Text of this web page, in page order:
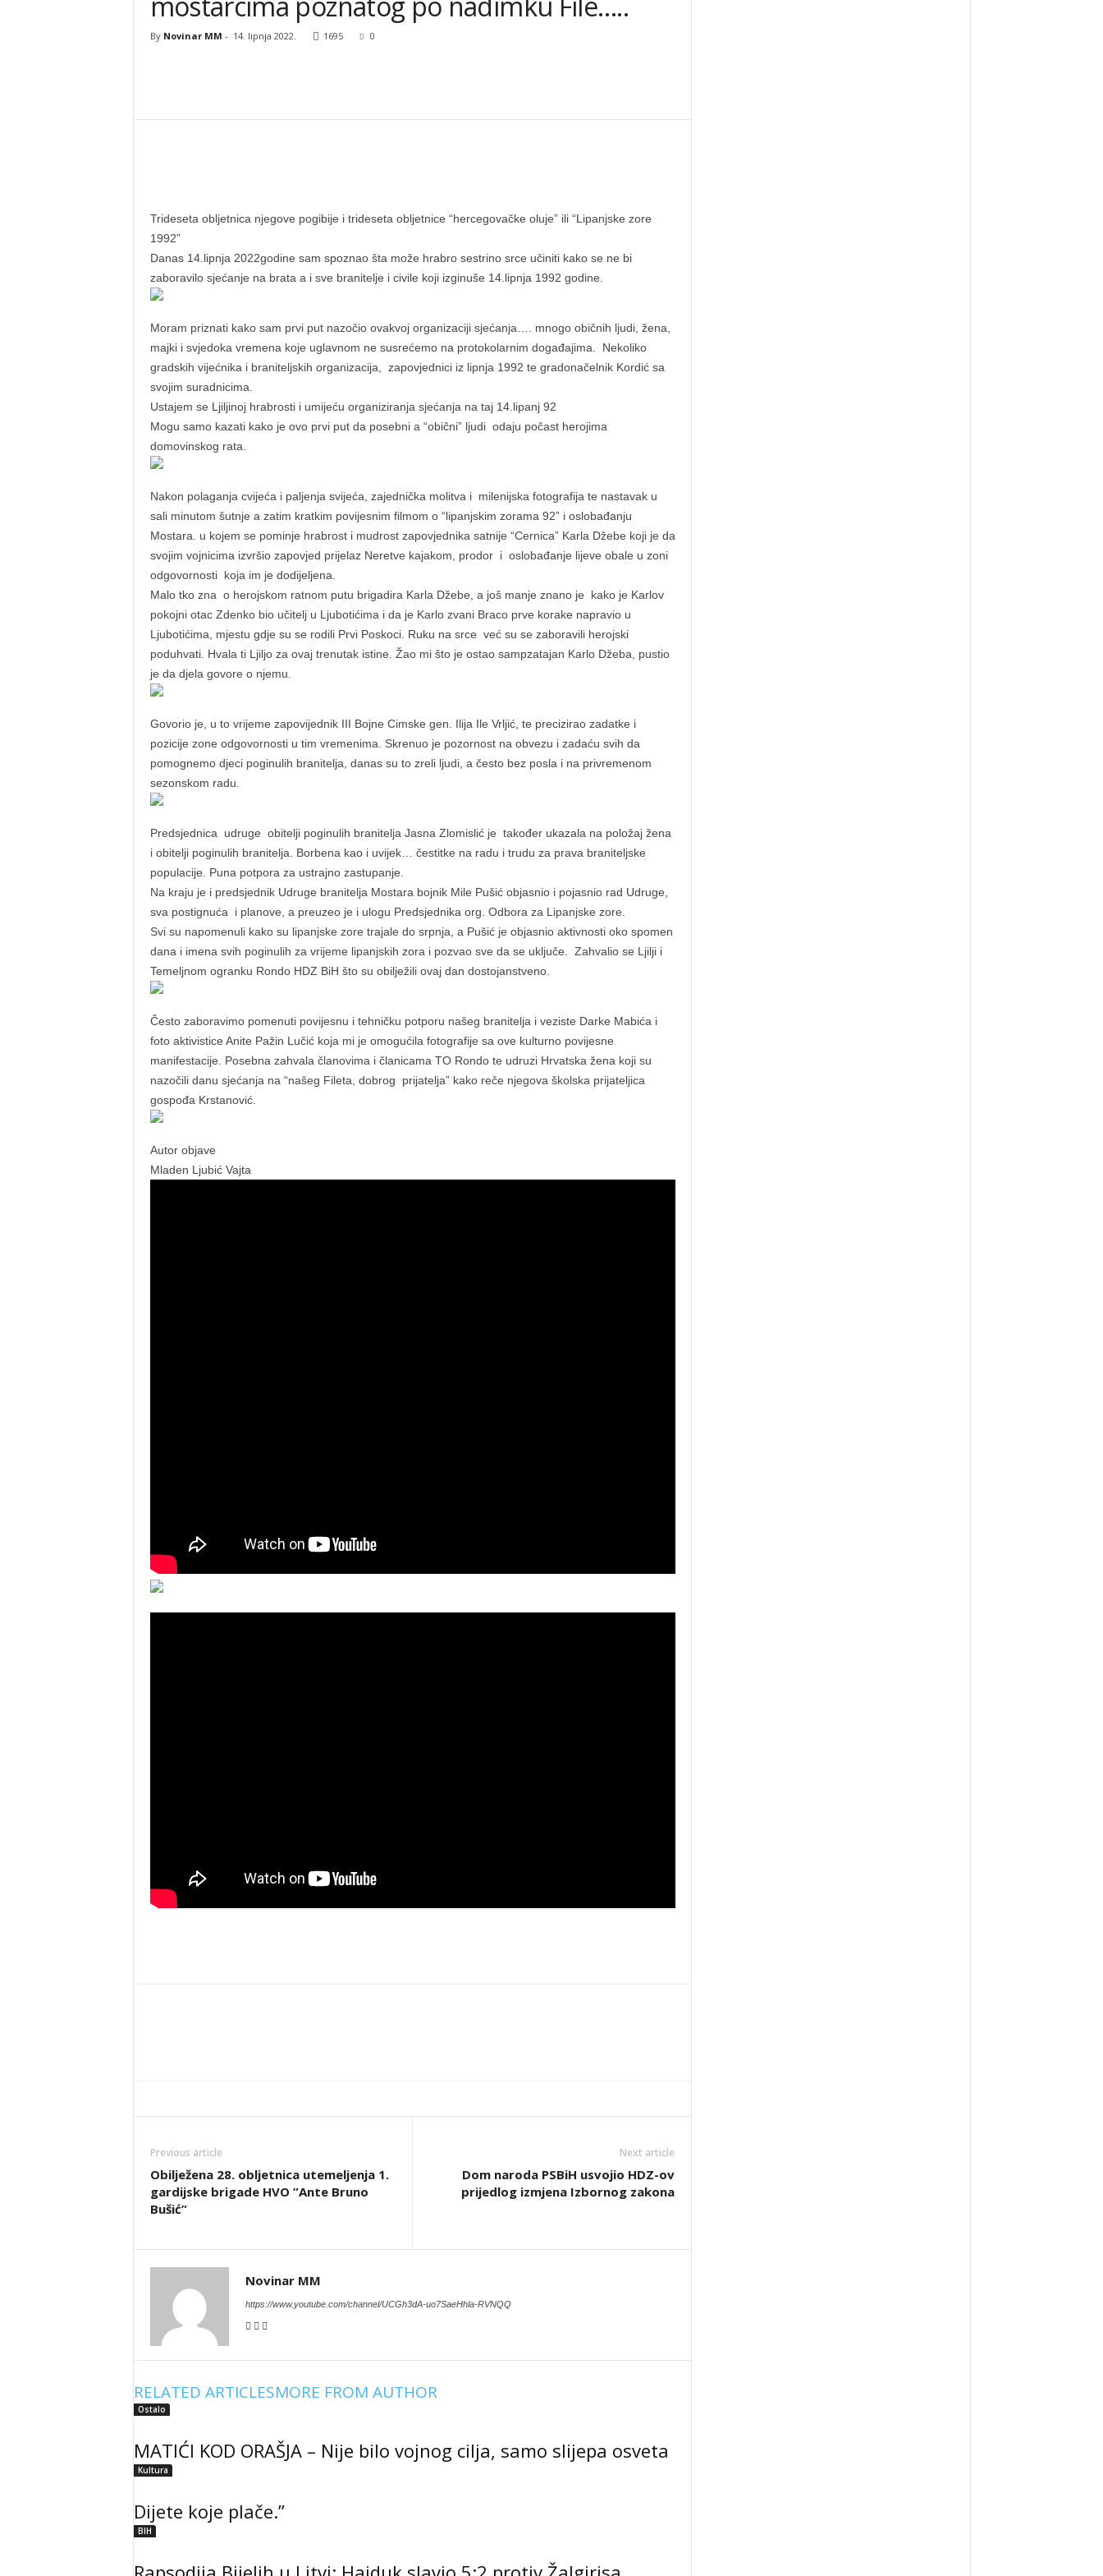
By Novinar MM - 14. lipnja 2022. 1695 0
Trideseta obljetnica njegove pogibije i trideseta obljetnice “hercegovačke oluje” ili “Lipanjske zore
1992”
Danas 14.lipnja 2022godine sam spoznao šta može hrabro sestrino srce učiniti kako se ne bi
zaboravilo sjećanje na brata a i sve branitelje i civile koji izginuše 14.lipnja 1992 godine.
Moram priznati kako sam prvi put nazočio ovakvoj organizaciji sjećanja…. mnogo običnih ljudi, žena,
majki i svjedoka vremena koje uglavnom ne susrećemo na protokolarnim događajima. Nekoliko
gradskih vijećnika i braniteljskih organizacija, zapovjednici iz lipnja 1992 te gradonačelnik Kordić sa
svojim suradnicima.
Ustajem se Ljiljinoj hrabrosti i umijeću organiziranja sjećanja na taj 14.lipanj 92
Mogu samo kazati kako je ovo prvi put da posebni a “obični” ljudi odaju počast herojima
domovinskog rata.
Nakon polaganja cvijeća i paljenja svijeća, zajednička molitva i milenijska fotografija te nastavak u
sali minutom šutnje a zatim kratkim povijesnim filmom o “lipanjskim zorama 92” i oslobađanju
Mostara. u kojem se pominje hrabrost i mudrost zapovjednika satnije “Cernica” Karla Džebe koji je da
svojim vojnicima izvršio zapovjed prijelaz Neretve kajakom, prodor i oslobađanje lijeve obale u zoni
odgovornosti koja im je dodijeljena.
Malo tko zna o herojskom ratnom putu brigadira Karla Džebe, a još manje znano je kako je Karlov
pokojni otac Zdenko bio učitelj u Ljubotićima i da je Karlo zvani Braco prve korake napravio u
Ljubotićima, mjestu gdje su se rodili Prvi Poskoci. Ruku na srce već su se zaboravili herojski
poduhvati. Hvala ti Ljiljo za ovaj trenutak istine. Žao mi što je ostao sampzatajan Karlo Džeba, pustio
je da djela govore o njemu.
Govorio je, u to vrijeme zapovijednik III Bojne Cimske gen. Ilija Ile Vrljić, te precizirao zadatke i
pozicije zone odgovornosti u tim vremenima. Skrenuo je pozornost na obvezu i zadaću svih da
pomognemo djeci poginulih branitelja, danas su to zreli ljudi, a često bez posla i na privremenom
sezonskom radu.
Predsjednica udruge obitelji poginulih branitelja Jasna Zlomislić je također ukazala na položaj žena
i obitelji poginulih branitelja. Borbena kao i uvijek… čestitke na radu i trudu za prava braniteljske
populacije. Puna potpora za ustrajno zastupanje.
Na kraju je i predsjednik Udruge branitelja Mostara bojnik Mile Pušić objasnio i pojasnio rad Udruge,
sva postignuća i planove, a preuzeo je i ulogu Predsjednika org. Odbora za Lipanjske zore.
Svi su napomenuli kako su lipanjske zore trajale do srpnja, a Pušić je objasnio aktivnosti oko spomen
dana i imena svih poginulih za vrijeme lipanjskih zora i pozvao sve da se uključe. Zahvalio se Ljilji i
Temeljnom ogranku Rondo HDZ BiH što su obilježili ovaj dan dostojanstveno.
Često zaboravimo pomenuti povijesnu i tehničku potporu našeg branitelja i veziste Darke Mabića i
foto aktivistice Anite Pažin Lučić koja mi je omogućila fotografije sa ove kulturno povijesne
manifestacije. Posebna zahvala članovima i članicama TO Rondo te udruzi Hrvatska žena koji su
nazočili danu sjećanja na “našeg Fileta, dobrog prijatelja” kako reče njegova školska prijateljica
gospođa Krstanović.
Autor objave
Mladen Ljubić Vajta
Previous article
Obilježena 28. obljetnica utemeljenja 1.
gardijske brigade HVO ”Ante Bruno
Bušić”
Next article
Dom naroda PSBiH usvojio HDZ-ov
prijedlog izmjena Izbornog zakona
Novinar MM
https://www.youtube.com/channel/UCGh3dA-uo7SaeHhla-RVNQQ
RELATED ARTICLESMORE FROM AUTHOR
Ostalo
MATIĆI KOD ORAŠJA – Nije bilo vojnog cilja, samo slijepa osveta
Kultura
Dijete koje plače.”
BIH